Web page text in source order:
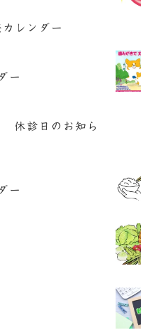
レンダー
ー
休診日のお知ら
ー